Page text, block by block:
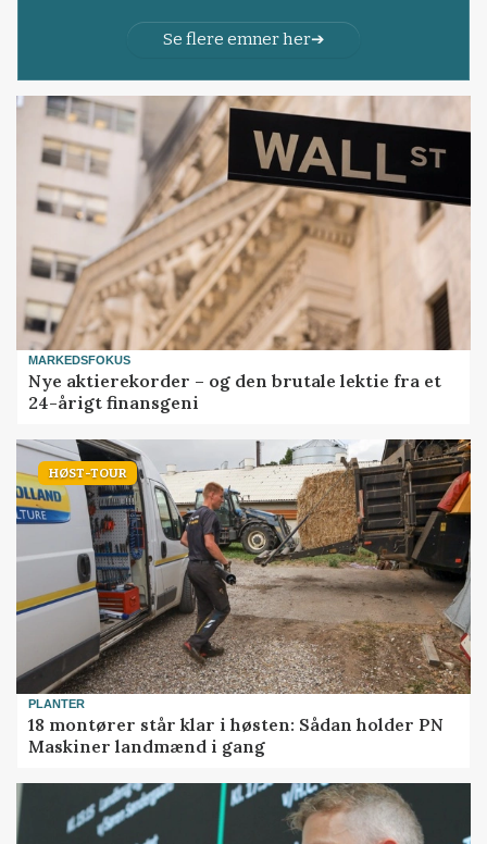
Se flere emner her
MARKEDSFOKUS
Nye aktierekorder – og den brutale lektie fra et
24-årigt finansgeni
HØST-TOUR
PLANTER
18 montører står klar i høsten: Sådan holder PN
Maskiner landmænd i gang